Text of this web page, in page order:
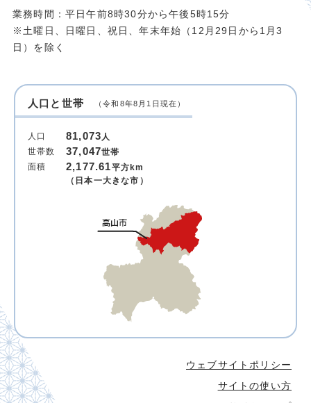
業務時間：平日午前8時30分から午後5時15分
※土曜日、日曜日、祝日、年末年始（12月29日から1月3
日）を除く
人口と世帯 （令和8年8月1日現在）
人口 81,073人
世帯数
37,047世帯
面積
2,177.61平方km
（日本一大きな市）
ウェブサイトポリシー
サイトの使い方